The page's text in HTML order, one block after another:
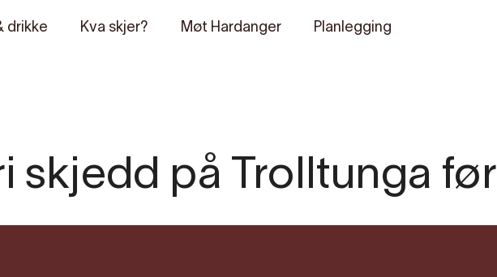
drikke Kva skjer? Møt Hardanger Planlegging
skjedd på Trolltunga før